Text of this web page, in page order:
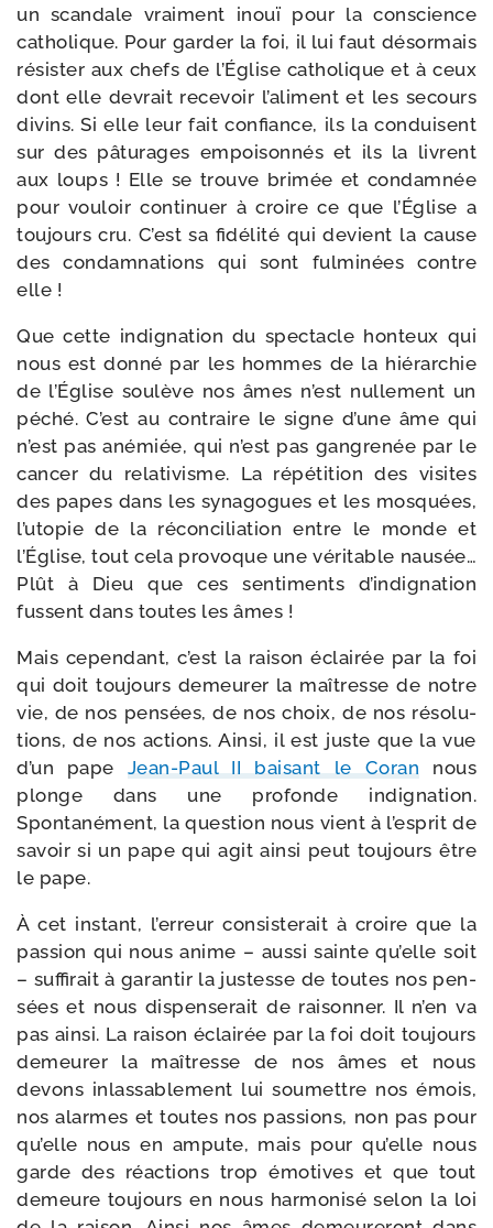
un scan­dale vrai­ment inouï pour la conscience
catho­lique. Pour gar­der la foi, il lui faut désor­mais
résis­ter aux chefs de l’Église catho­lique et à ceux
dont elle devrait rece­voir l’a­li­ment et les secours
divins. Si elle leur fait confiance, ils la conduisent
sur des pâtu­rages empoi­son­nés et ils la livrent
aux loups ! Elle se trouve bri­mée et condam­née
pour vou­loir conti­nuer à croire ce que l’Église a
tou­jours cru. C’est sa fidé­li­té qui devient la cause
des condam­na­tions qui sont ful­mi­nées contre
elle !
Que cette indi­gna­tion du spec­tacle hon­teux qui
nous est don­né par les hommes de la hié­rar­chie
de l’Église sou­lève nos âmes n’est nul­le­ment un
péché. C’est au contraire le signe d’une âme qui
n’est pas ané­miée, qui n’est pas gan­gre­née par le
can­cer du rela­ti­visme. La répé­ti­tion des visites
des papes dans les syna­gogues et les mos­quées,
l’u­to­pie de la récon­ci­lia­tion entre le monde et
l’Église, tout cela pro­voque une véri­table nau­sée…
Plût à Dieu que ces sen­ti­ments d’in­di­gna­tion
fussent dans toutes les âmes !
Mais cepen­dant, c’est la rai­son éclai­rée par la foi
qui doit tou­jours demeu­rer la maî­tresse de notre
vie, de nos pen­sées, de nos choix, de nos réso­lu­
tions, de nos actions. Ainsi, il est juste que la vue
d’un pape Jean-​Paul II bai­sant le Coran nous
plonge dans une pro­fonde indi­gna­tion.
Spontanément, la ques­tion nous vient à l’es­prit de
savoir si un pape qui agit ain­si peut tou­jours être
le pape.
À cet ins­tant, l’er­reur consis­te­rait à croire que la
pas­sion qui nous anime – aus­si sainte qu’elle soit
– suf­fi­rait à garan­tir la jus­tesse de toutes nos pen­
sées et nous dis­pen­se­rait de rai­son­ner. Il n’en va
pas ain­si. La rai­son éclai­rée par la foi doit tou­jours
demeu­rer la maî­tresse de nos âmes et nous
devons inlas­sa­ble­ment lui sou­mettre nos émois,
nos alarmes et toutes nos pas­sions, non pas pour
qu’elle nous en ampute, mais pour qu’elle nous
garde des réac­tions trop émo­tives et que tout
demeure tou­jours en nous har­mo­ni­sé selon la loi